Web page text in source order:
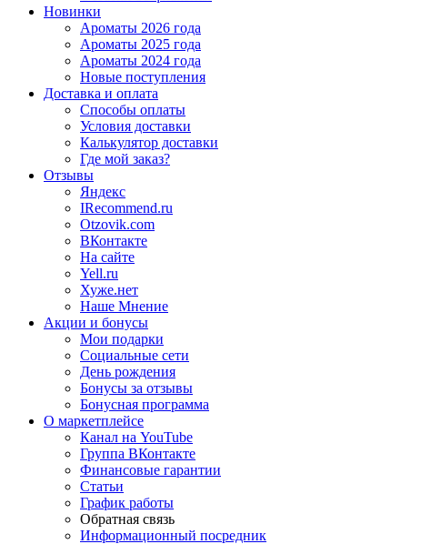
Новинки
Ароматы 2026 года
Ароматы 2025 года
Ароматы 2024 года
Новые поступления
Доставка и оплата
Способы оплаты
Условия доставки
Калькулятор доставки
Где мой заказ?
Отзывы
Яндекс
IRecommend.ru
Otzovik.com
ВКонтакте
На сайте
Yell.ru
Хуже.нет
Наше Мнение
Акции и бонусы
Мои подарки
Социальные сети
День рождения
Бонусы за отзывы
Бонусная программа
О маркетплейсе
Канал на YouTube
Группа ВКонтакте
Финансовые гарантии
Статьи
График работы
Обратная связь
Информационный посредник